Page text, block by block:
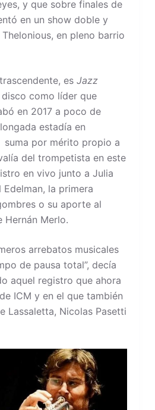
y que sobre finales de
en un show doble y
en pleno barrio
es Jazz
disco como líder que
en 2017 a poco de
estadía en
suma por mérito propio a
del trompetista en este
en vivo junto a Julia
la primera
o su aporte al
Hernán Merlo.
arrebatos musicales
de pausa total”, decía
aquel registro que ahora
ICM y en el que también
Lassaletta, Nicolas Pasetti